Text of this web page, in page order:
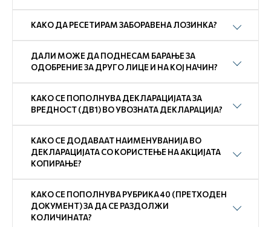
Open
КАКО ДА РЕСЕТИРАМ ЗАБОРАВЕНА ЛОЗИНКА?
ДАЛИ МОЖЕ ДА ПОДНЕСАМ БАРАЊЕ ЗА
ОДОБРЕНИЕ ЗА ДРУГО ЛИЦЕ И НА КОЈ НАЧИН?
КАКО СЕ ПОПОЛНУВА ДЕКЛАРАЦИЈАТА ЗА
ВРЕДНОСТ (ДВ1) ВО УВОЗНАТА ДЕКЛАРАЦИЈА?
КАКО СЕ ДОДАВААТ НАИМЕНУВАНИЈА ВО
ДЕКЛАРАЦИЈАТА СО КОРИСТЕЊЕ НА АКЦИЈАТА
КОПИРАЊЕ?
КАКО СЕ ПОПОЛНУВА РУБРИКА 40 (ПРЕТХОДЕН
ДОКУМЕНТ) ЗА ДА СЕ РАЗДОЛЖИ
КОЛИЧИНАТА?